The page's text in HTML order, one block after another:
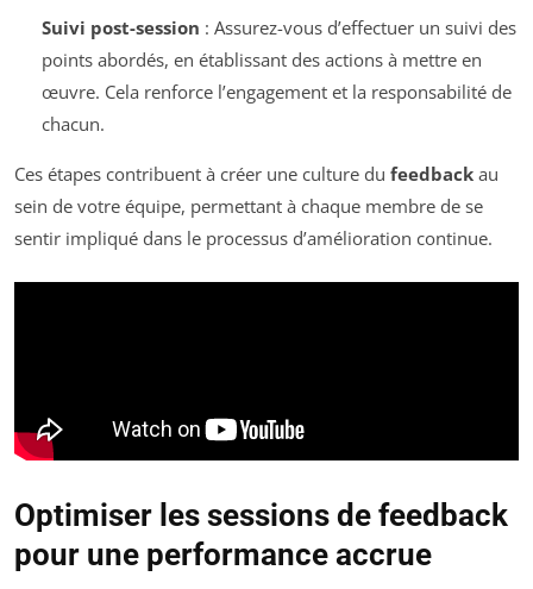
Suivi post-session : Assurez-vous d’effectuer un suivi des
points abordés, en établissant des actions à mettre en
œuvre. Cela renforce l’engagement et la responsabilité de
chacun.
Ces étapes contribuent à créer une culture du feedback au
sein de votre équipe, permettant à chaque membre de se
sentir impliqué dans le processus d’amélioration continue.
Optimiser les sessions de feedback
pour une performance accrue